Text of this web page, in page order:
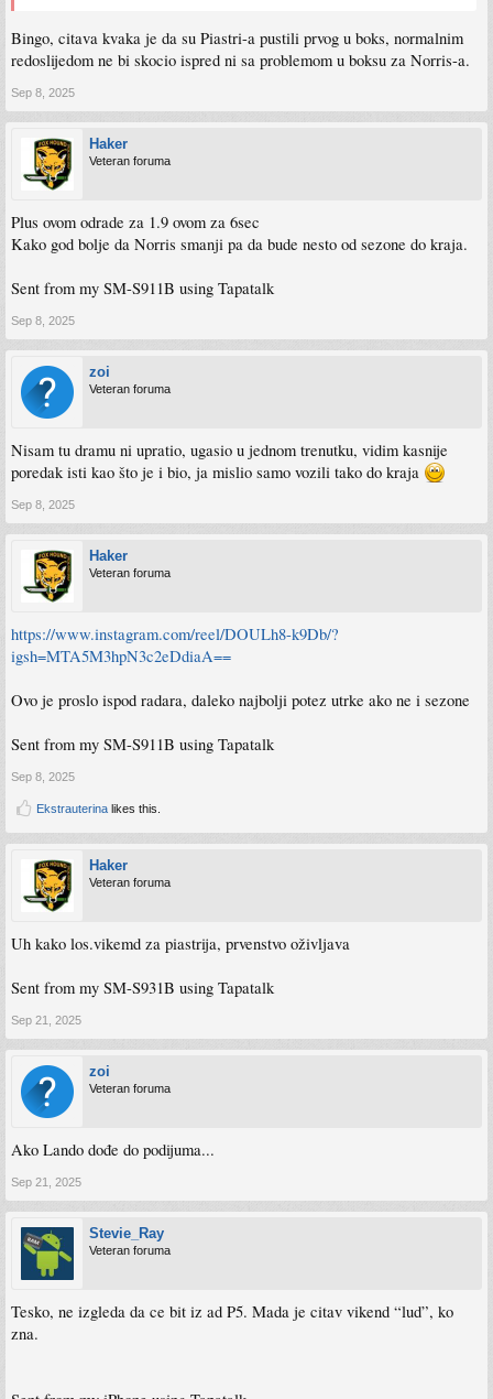
Bingo, citava kvaka je da su Piastri-a pustili prvog u boks, normalnim
redoslijedom ne bi skocio ispred ni sa problemom u boksu za Norris-a.
Sep 8, 2025
Haker
Veteran foruma
Plus ovom odrade za 1.9 ovom za 6sec
Kako god bolje da Norris smanji pa da bude nesto od sezone do kraja.
Sent from my SM-S911B using Tapatalk
Sep 8, 2025
zoi
Veteran foruma
Nisam tu dramu ni upratio, ugasio u jednom trenutku, vidim kasnije
poredak isti kao što je i bio, ja mislio samo vozili tako do kraja
Sep 8, 2025
Haker
Veteran foruma
https://www.instagram.com/reel/DOULh8-k9Db/?
igsh=MTA5M3hpN3c2eDdiaA==
Ovo je proslo ispod radara, daleko najbolji potez utrke ako ne i sezone
Sent from my SM-S911B using Tapatalk
Sep 8, 2025
Ekstrauterina likes this.
Haker
Veteran foruma
Uh kako los.vikemd za piastrija, prvenstvo oživljava
Sent from my SM-S931B using Tapatalk
Sep 21, 2025
zoi
Veteran foruma
Ako Lando dođe do podijuma...
Sep 21, 2025
Stevie_Ray
Veteran foruma
Tesko, ne izgleda da ce bit iz ad P5. Mada je citav vikend “lud”, ko
zna.